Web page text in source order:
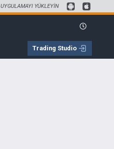
UYGULAMAYI YÜKLEYIN
Trading Studio